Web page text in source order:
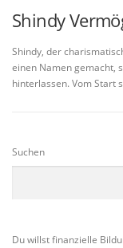
Shindy
Shindy, der
einen Namen gemacht,
hinterlassen. Vom Start
Suchen
Du willst finanzielle